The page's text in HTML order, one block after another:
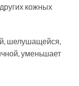
кожных
шелушащейся,
уменьшает